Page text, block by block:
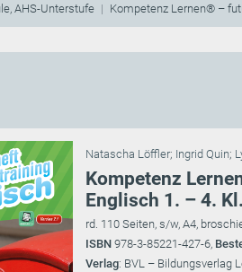
AHS-Unterstufe Kompetenz Lernen® –
Natascha Löffler; Ingrid Quin;
Kompetenz
Englisch 1. – 4. Kl.
rd. 110 Seiten, s/w, A4,
ISBN 978-3-85221-427-6,
Verlag: BVL – Bildungsverlag